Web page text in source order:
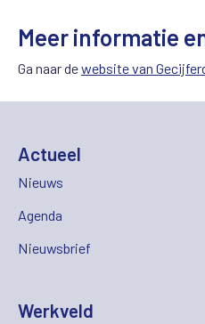
Meer informatie
Ga naar dewebsite van
Actueel
Nieuws
Agenda
Nieuwsbrief
Werkveld